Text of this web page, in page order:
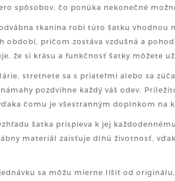
spôsobov, čo ponúka nekonečné
tkanina robí túto šatku vhodnou
období, pričom zostáva vzdušná a
že si krásu a funkčnosť šatky môžete
stretnete sa s priateľmi alebo sa
pozdvihne každý váš odev.
čomu je všestranným doplnkom na
šatka prispieva k jej
materiál zaisťuje dlhú životnosť,
sa môžu mierne líšiť od